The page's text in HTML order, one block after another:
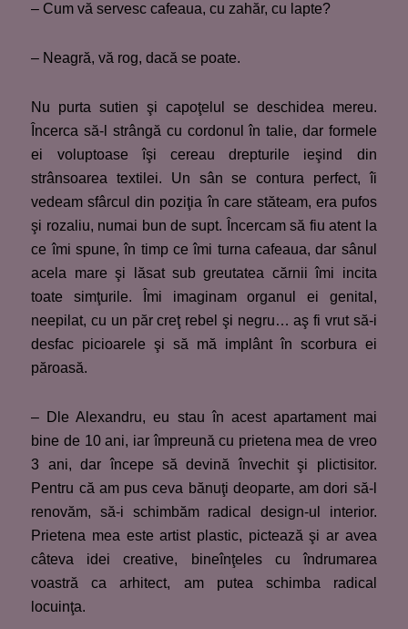
– Cum vă servesc cafeaua, cu zahăr, cu lapte?
– Neagră, vă rog, dacă se poate.
Nu purta sutien şi capoţelul se deschidea mereu.
Încerca să-l strângă cu cordonul în talie, dar formele
ei voluptoase îşi cereau drepturile ieşind din
strânsoarea textilei. Un sân se contura perfect, îi
vedeam sfârcul din poziţia în care stăteam, era pufos
şi rozaliu, numai bun de supt. Încercam să fiu atent la
ce îmi spune, în timp ce îmi turna cafeaua, dar sânul
acela mare şi lăsat sub greutatea cărnii îmi incita
toate simţurile. Îmi imaginam organul ei genital,
neepilat, cu un păr creţ rebel şi negru… aş fi vrut să-i
desfac picioarele şi să mă implânt în scorbura ei
păroasă.
– Dle Alexandru, eu stau în acest apartament mai
bine de 10 ani, iar împreună cu prietena mea de vreo
3 ani, dar începe să devină învechit şi plictisitor.
Pentru că am pus ceva bănuţi deoparte, am dori să-l
renovăm, să-i schimbăm radical design-ul interior.
Prietena mea este artist plastic, pictează şi ar avea
câteva idei creative, bineînţeles cu îndrumarea
voastră ca arhitect, am putea schimba radical
locuinţa.